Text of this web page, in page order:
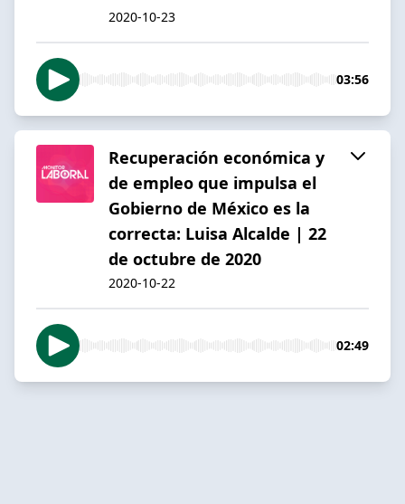
2020-10-23
03:56
Recuperación económica y
de empleo que impulsa el
Gobierno de México es la
correcta: Luisa Alcalde | 22
de octubre de 2020
2020-10-22
02:49